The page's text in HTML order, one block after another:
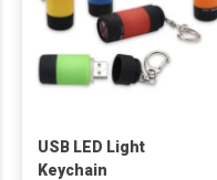
USB LED Light
Keychain